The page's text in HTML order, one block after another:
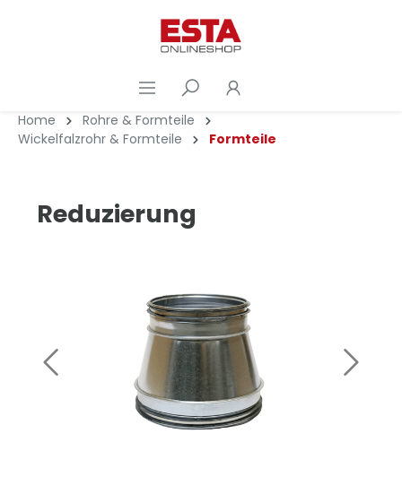
Home
Rohre & Formteile
Wickelfalzrohr & Formteile
Formteile
Reduzierung